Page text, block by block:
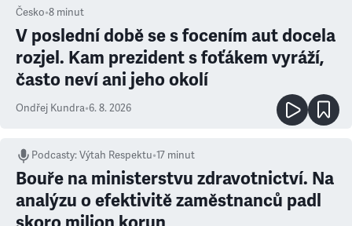
Česko•8 minut
V poslední době se s focením aut docela
rozjel. Kam prezident s foťákem vyráží,
často neví ani jeho okolí
Ondřej Kundra•6. 8. 2026
Podcasty:Výtah Respektu•17 minut
Bouře na ministerstvu zdravotnictví. Na
analýzu o efektivitě zaměstnanců padl